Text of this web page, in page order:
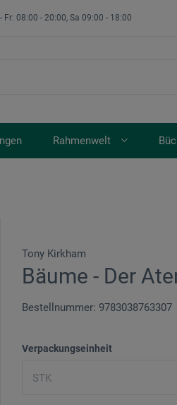
Fr: 08:00 - 20:00, Sa 09:00 - 18:00
Rahmenwelt
Tony Kirkham
Bäume - Der
Bestellnummer: 9783038763307
Verpackungseinheit